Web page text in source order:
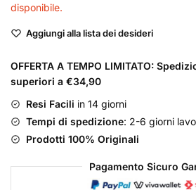
disponibile.
Aggiungi alla lista dei desideri
OFFERTA A TEMPO LIMITATO:
superiori a €34,90
Resi Facili in 14 giorni
Tempi di spedizione: 2-6 giorni
Prodotti 100% Originali
Pagamento Sicuro